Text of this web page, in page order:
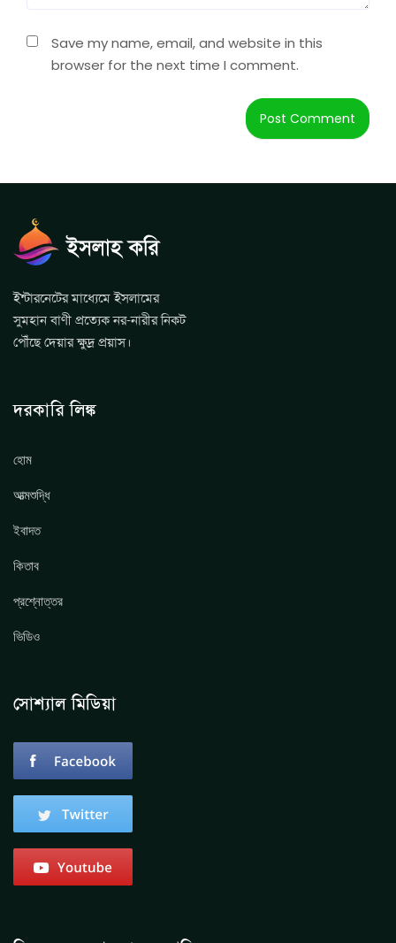
Save my name, email, and website in this
browser for the next time I comment.
ইন্টারনেটের মাধ্যেমে ইসলামের
সুমহান বাণী প্রত্যেক নর-নারীর নিকট
পৌঁছে দেয়ার ক্ষুদ্র প্রয়াস।
দরকারি লিঙ্ক
হোম
আত্মশুদ্ধি
ইবাদত
কিতাব
প্রশ্নোত্তর
ভিডিও
সোশ্যাল মিডিয়া